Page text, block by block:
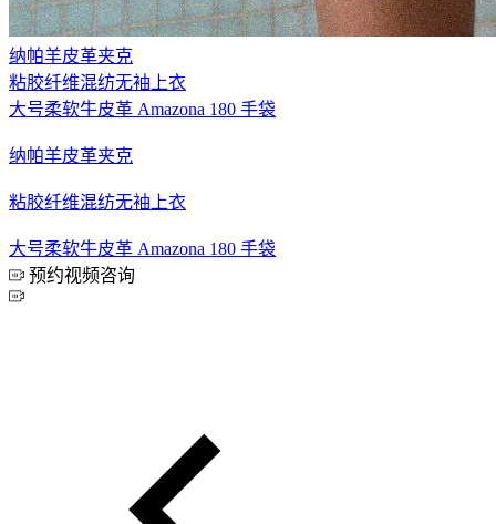
纳帕羊皮革夹克
粘胶纤维混纺无袖上衣
大号柔软牛皮革 Amazona 180 手袋
纳帕羊皮革夹克
粘胶纤维混纺无袖上衣
大号柔软牛皮革 Amazona 180 手袋
预约视频咨询